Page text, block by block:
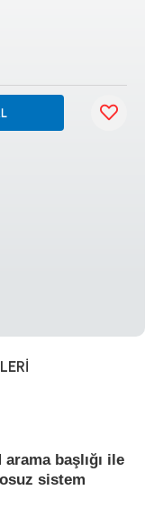
başlığı ile
sistem